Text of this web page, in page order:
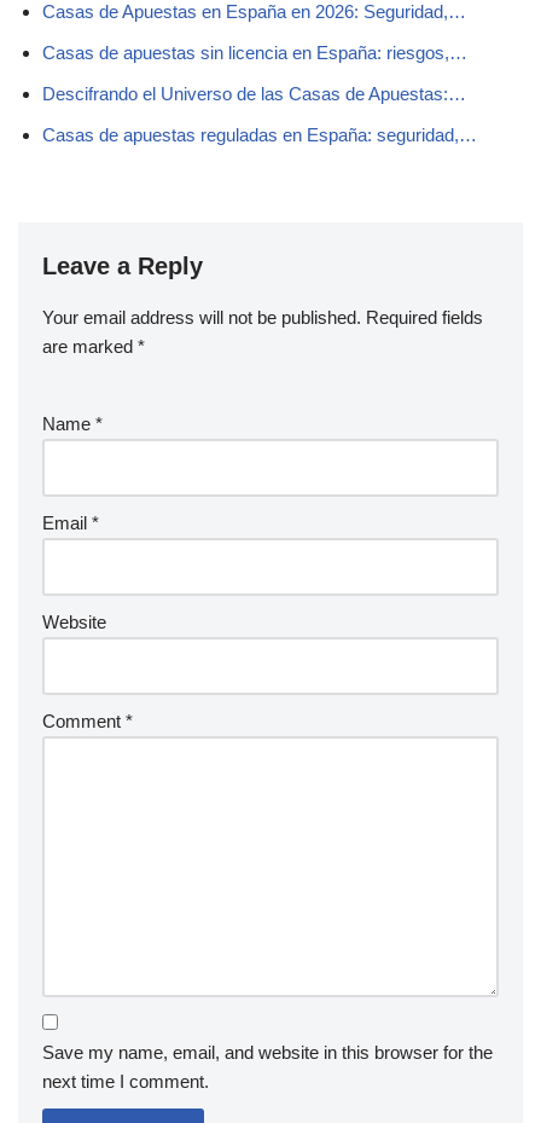
Casas de Apuestas en España en 2026: Seguridad,…
Casas de apuestas sin licencia en España: riesgos,…
Descifrando el Universo de las Casas de Apuestas:…
Casas de apuestas reguladas en España: seguridad,…
Leave a Reply
Your email address will not be published. Required fields
are marked *
Name *
Email *
Website
Comment *
Save my name, email, and website in this browser for the
next time I comment.